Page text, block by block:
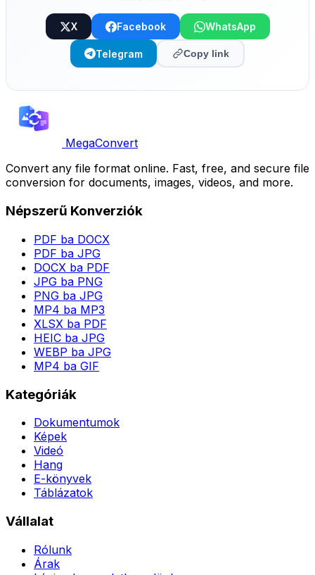
X Facebook WhatsApp
Telegram Copy link
MegaConvert
Convert any file format online. Fast, free, and secure file
conversion for documents, images, videos, and more.
Népszerű Konverziók
PDF ba DOCX
PDF ba JPG
DOCX ba PDF
JPG ba PNG
PNG ba JPG
MP4 ba MP3
XLSX ba PDF
HEIC ba JPG
WEBP ba JPG
MP4 ba GIF
Kategóriák
Dokumentumok
Képek
Videó
Hang
E-könyvek
Táblázatok
Vállalat
Rólunk
Árak